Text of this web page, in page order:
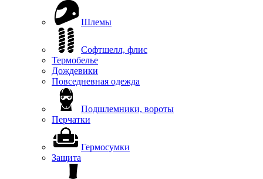
Шлемы
Софтшелл, флис
Термобелье
Дождевики
Повседневная одежда
Подшлемники, вороты
Перчатки
Гермосумки
Защита